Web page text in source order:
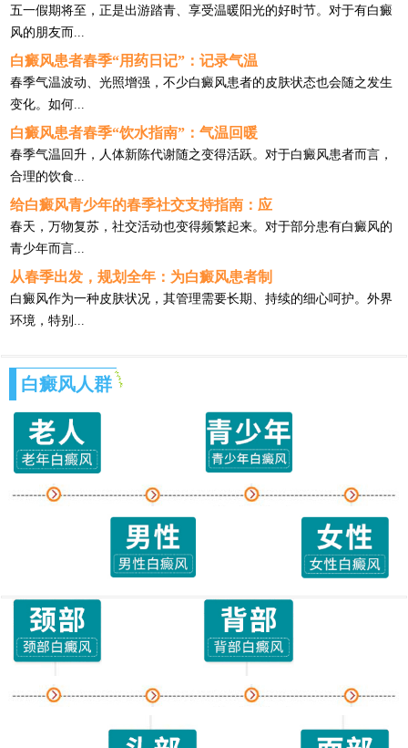
五一假期将至，正是出游踏青、享受温暖阳光的好时节。对于有白癜
风的朋友而...
白癜风患者春季“用药日记”：记录气温
春季气温波动、光照增强，不少白癜风患者的皮肤状态也会随之发生
变化。如何...
白癜风患者春季“饮水指南”：气温回暖
春季气温回升，人体新陈代谢随之变得活跃。对于白癜风患者而言，
合理的饮食...
给白癜风青少年的春季社交支持指南：应
春天，万物复苏，社交活动也变得频繁起来。对于部分患有白癜风的
青少年而言...
从春季出发，规划全年：为白癜风患者制
白癜风作为一种皮肤状况，其管理需要长期、持续的细心呵护。外界
环境，特别...
白癜风人群